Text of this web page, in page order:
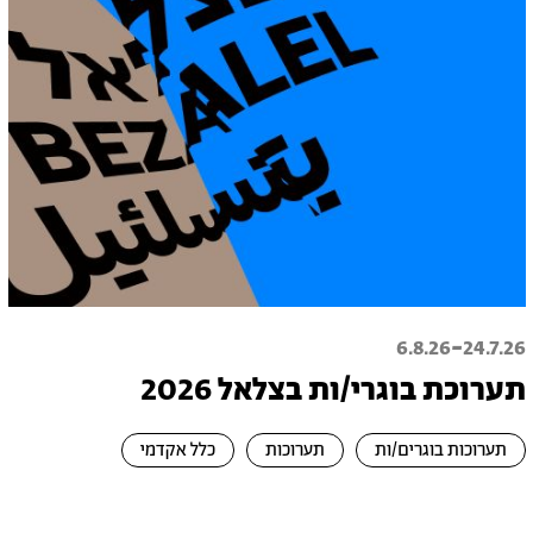
24.7.26
-
6.8.26
תערוכת בוגרי/ות בצלאל 2026
תערוכות בוגרים/ות תערוכות כלל אקדמי